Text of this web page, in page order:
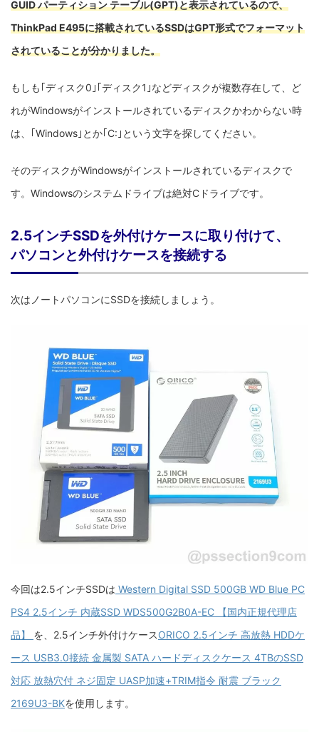
GUID パーティション テーブル(GPT)と表示されているので、
ThinkPad E495に搭載されているSSDはGPT形式でフォーマット
されていることが分かりました。
もしも｢ディスク0｣｢ディスク1｣などディスクが複数存在して、ど
れがWindowsがインストールされているディスクかわからない時
は、｢Windows｣とか｢C:｣という文字を探してください。
そのディスクがWindowsがインストールされているディスクで
す。Windowsのシステムドライブは絶対Cドライブです。
2.5インチSSDを外付けケースに取り付けて、
パソコンと外付けケースを接続する
次はノートパソコンにSSDを接続しましょう。
今回は2.5インチSSDは Western Digital SSD 500GB WD Blue PC
PS4 2.5インチ 内蔵SSD WDS500G2B0A-EC 【国内正規代理店
品】 を、2.5インチ外付けケースORICO 2.5インチ 高放熱 HDDケ
ース USB3.0接続 金属製 SATA ハードディスクケース 4TBのSSD
対応 放熱穴付 ネジ固定 UASP加速+TRIM指令 耐震 ブラック
2169U3-BKを使用します。